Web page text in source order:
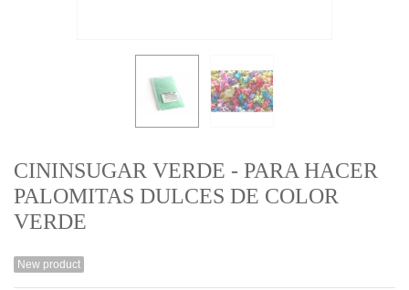
CININSUGAR VERDE - PARA HACER
PALOMITAS DULCES DE COLOR
VERDE
New product